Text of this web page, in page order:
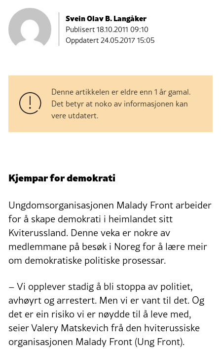
Svein Olav B. Langåker
Publisert18.10.2011 09:10
Oppdatert 24.05.2017 15:05
Denne artikkelen er eldre enn 1 år gamal.
Det betyr at noko av informasjonen kan
vere utdatert.
Kjempar for demokrati
Ungdomsorganisasjonen Malady Front arbeider
for å skape demokrati i heimlandet sitt
Kviterussland. Denne veka er nokre av
medlemmane på besøk i Noreg for å lære meir
om demokratiske politiske prosessar.
– Vi opplever stadig å bli stoppa av politiet,
avhøyrt og arrestert. Men vi er vant til det. Og
det er ein risiko vi er nøydde til å leve med,
seier Valery Matskevich frå den hviterussiske
organisasjonen Malady Front (Ung Front).